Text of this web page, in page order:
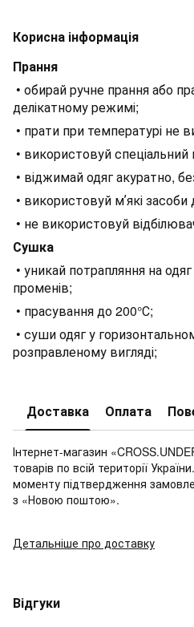
Корисна інформація
Прання
• обирай ручне прання або
делікатному режимі;
• прати при температурі не
• використовуй
• віджимай одяг акуратно,
• використовуй мʼякі засоби
• не використовуй
Сушка
• уникай потрапляння на
променів;
• прасування до 200°С;
• суши одяг у
розправленому вигляді;
Доставка Оплата
Інтернет-магазин
товарів по всій території
моменту підтвердження
з «Новою поштою».
Детальніше про доставку
Відгуки